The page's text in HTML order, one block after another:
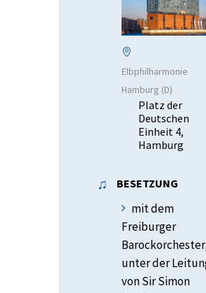
Elbphilharmonie
Hamburg (D)
Platz der
Deutschen
Einheit 4,
Hamburg
BESETZUNG
mit dem
Freiburger
unter der
von Sir Simon